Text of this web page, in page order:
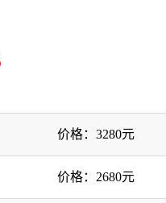
价格：3280元
价格：2680元